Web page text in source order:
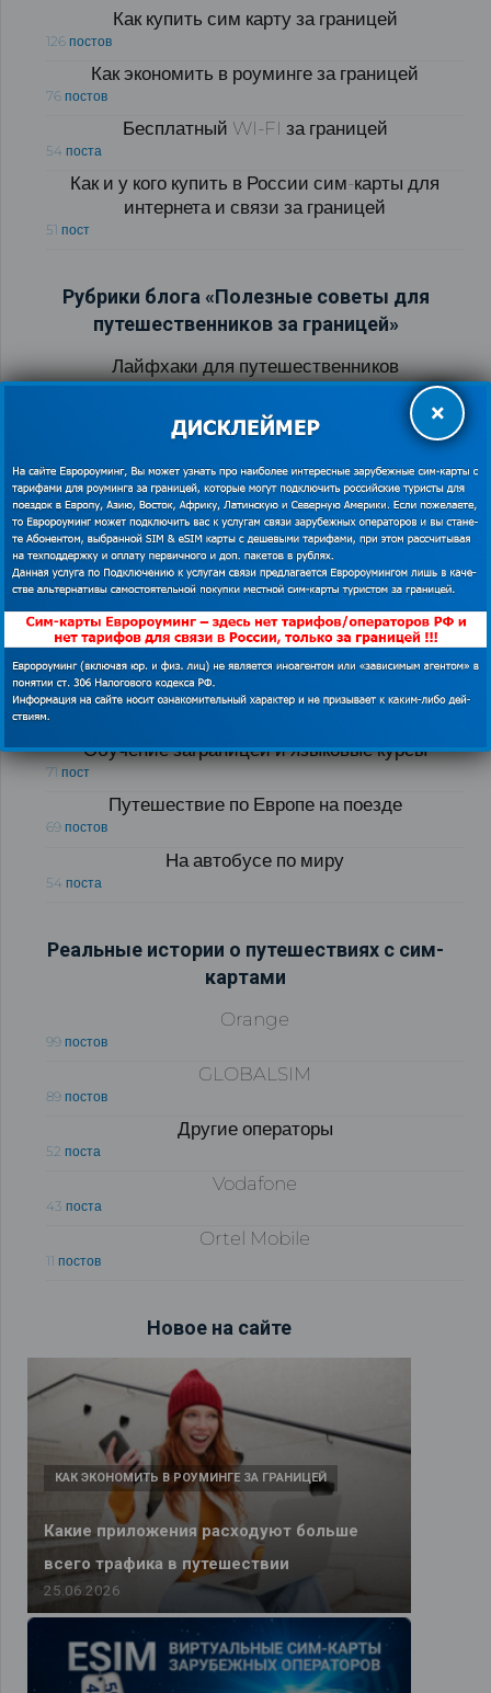
Как купить сим карту за границей
126 постов
Как экономить в роуминге за границей
76 постов
Бесплатный WI-FI за границей
54 поста
Как и у кого купить в России сим-карты для
интернета и связи за границей
51 пост
Рубрики блога «Полезные советы для
путешественников за границей»
Лайфхаки для путешественников
175 постов
Полезные обзоры для путешественников
Виртуальный тур по странам мира
103 поста
Визовые центры
89 постов
Все развлечения мира
88 постов
Автомобильные дороги Европы
84 поста
Как экономить в роуминге за границей
76 постов
Обучение заграницей и языковые курсы
71 пост
Путешествие по Европе на поезде
69 постов
На автобусе по миру
54 поста
Реальные истории о путешествиях с сим-
картами
Orange
99 постов
GLOBALSIM
89 постов
Другие операторы
52 поста
Vodafone
43 поста
Ortel Mobile
11 постов
Новое на сайте
Какие приложения расходуют больше
всего трафика в путешествии
КАК ЭКОНОМИТЬ В РОУМИНГЕ ЗА ГРАНИЦЕЙ
25.06.2026
×